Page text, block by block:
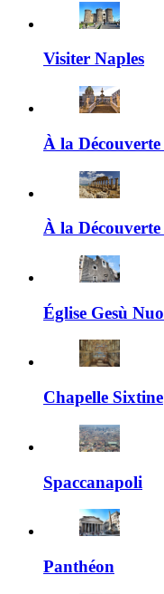
Visiter Naples
À la
À la
Église Gesù
Chapelle Sixtine
Spaccanapoli
Panthéon